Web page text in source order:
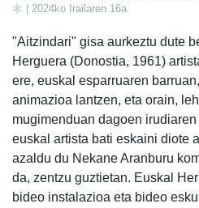
| 2024ko Irailaren 16a
"Aitzindari" gisa aurkeztu dute
Herguera (Donostia, 1961)
ere, euskal esparruaren
animazioa lantzen, eta orain,
mugimenduan dagoen
euskal artista bati eskaini diote
azaldu du Nekane Aranburu
da, zentzu guztietan. Euskal
bideo instalazioa eta bideo